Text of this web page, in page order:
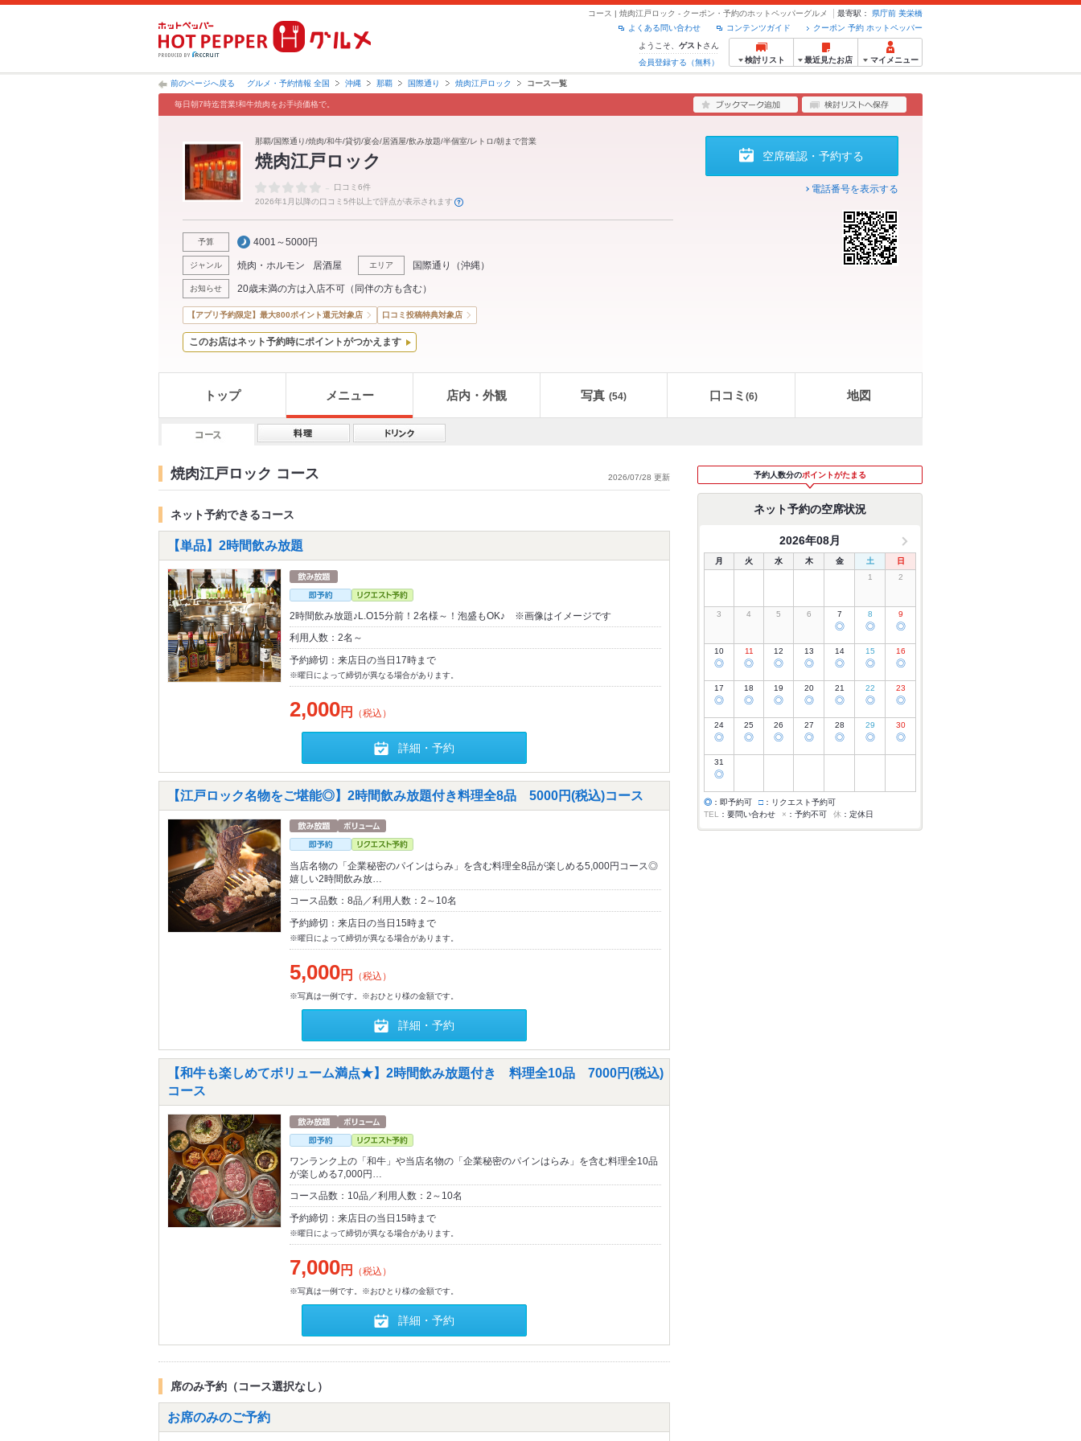
コース | 焼肉江戸ロック - クーポン・予約のホットペッパーグルメ 最寄駅： 県庁前 美栄橋
クーポン 予約 ホットペッパー
コンテンツガイド
よくある問い合わせ
ようこそ、 ゲスト さん
会員登録する（無料）
検討リスト 最近見たお店 マイメニュー
前のページへ戻る グルメ・予約情報 全国 沖縄 那覇 国際通り 焼肉江戸ロック コース一覧
毎日朝7時迄営業!和牛焼肉をお手頃価格で。
那覇/国際通り/焼肉/和牛/貸切/宴会/居酒屋/飲み放題/半個室/レトロ/朝まで営業
焼肉江戸ロック
-
口コミ6件
2026年1月以降の口コミ5件以上で評点が表示されます
予算 4001～5000円
ジャンル 焼肉・ホルモン 居酒屋 エリア 国際通り （沖縄）
お知らせ 20歳未満の方は入店不可（同伴の方も含む）
空席確認・予約する
電話番号を表示する
【アプリ予約限定】最大800ポイント還元対象店 口コミ投稿特典対象店
このお店はネット予約時にポイントがつかえます
トップ メニュー 店内・外観 写真 (54) 口コミ (6) 地図
焼肉江戸ロック コース 2026/07/28 更新
ネット予約できるコース
【単品】2時間飲み放題
2時間飲み放題♪L.O15分前！2名様～！泡盛もOK♪ ※画像はイメージです
利用人数：2名～
予約締切：来店日の当日17時まで
※曜日によって締切が異なる場合があります。
2,000円 （税込）
詳細・予約
【江戸ロック名物をご堪能◎】2時間飲み放題付き料理全8品 5000円(税込)コース
当店名物の「企業秘密のパインはらみ」を含む料理全8品が楽しめる5,000円コース◎
嬉しい2時間飲み放…
コース品数：8品／利用人数：2～10名
予約締切：来店日の当日15時まで
※曜日によって締切が異なる場合があります。
5,000円 （税込）
※写真は一例です。※おひとり様の金額です。
詳細・予約
【和牛も楽しめてボリューム満点★】2時間飲み放題付き 料理全10品 7000円(税込)
コース
ワンランク上の「和牛」や当店名物の「企業秘密のパインはらみ」を含む料理全10品
が楽しめる7,000円…
コース品数：10品／利用人数：2～10名
予約締切：来店日の当日15時まで
※曜日によって締切が異なる場合があります。
7,000円 （税込）
※写真は一例です。※おひとり様の金額です。
詳細・予約
席のみ予約（コース選択なし）
お席のみのご予約
予約人数分のポイントがたまる
ネット予約の空席状況
2026年08月
月 火 水 木 金 土
日
1
2
3 4 5 6 7
◎
8
◎
9
◎
10
◎
11
◎
12
◎
13
◎
14
◎
15
◎
16
◎
17
◎
18
◎
19
◎
20
◎
21
◎
22
◎
23
◎
24
◎
25
◎
26
◎
27
◎
28
◎
29
◎
30
◎
31
◎
◎ ：即予約可 □ ：リクエスト予約可
TEL
：要問い合わせ × ：予約不可 休 ：定休日